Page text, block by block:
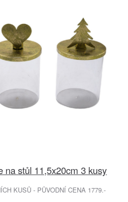
na stůl 11,5x20cm 3 kusy
KUSŮ - PŮVODNÍ CENA 1779.-